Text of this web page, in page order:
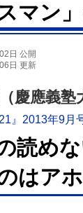
マン
日 公開
日 更新
慶應義塾
』2013年9月
の読め
はアホ